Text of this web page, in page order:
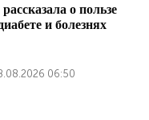
о пользе
и болезнях
06:50